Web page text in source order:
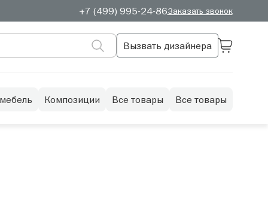
+7 (499) 995-24-86Заказать звонок
Вызвать дизайнера
Композиции Все товары Все товары